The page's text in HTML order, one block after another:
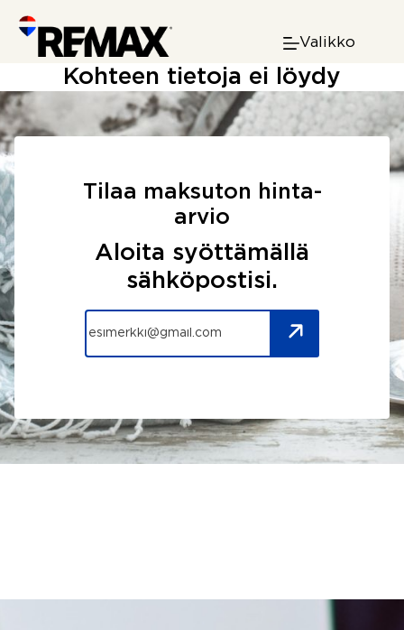
content
Valikko
Kohteen tietoja ei löydy
Tilaa maksuton hinta-
arvio
Aloita syöttämällä
sähköpostisi.